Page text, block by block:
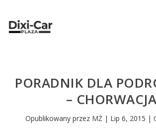
PORADNIK DLA
– CHORWACJA
Opublikowany przez MŻ| Lip 6, 2015 |